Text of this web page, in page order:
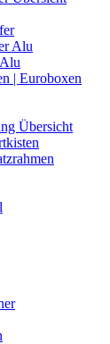
Alu
| Euroboxen
Übersicht